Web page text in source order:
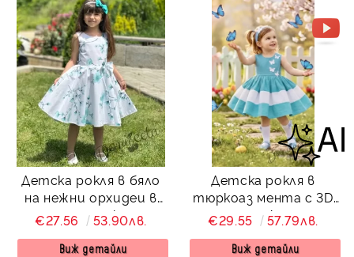
Детска рокля в бяло
на нежни орхидеи в
мента тип клош
Вилина
€27.56 53.90лв.
Виж детайли
Детска рокля в
тюркоаз мента с 3D
пеперуди Далента
€29.55 57.79лв.
Виж детайли